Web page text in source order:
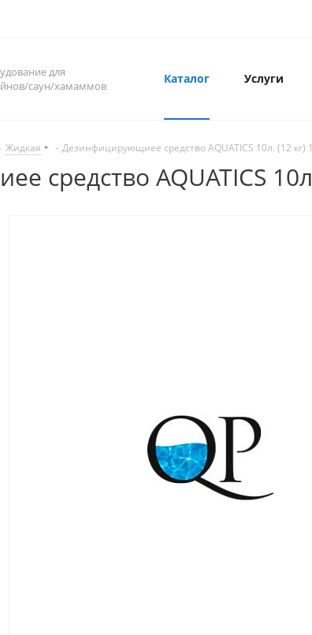
для
саун/хамаммов
Каталог Услуги
Жидкая - Дезинфицирующиее средство AQUATICS 10л. (12 кг)
средство AQUATICS